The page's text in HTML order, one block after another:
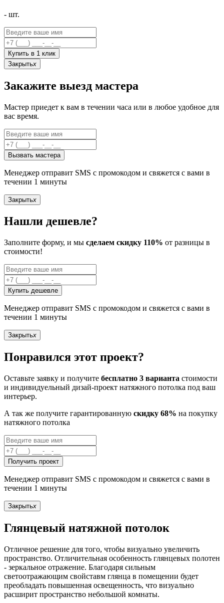
- шт.
Купить в 1 клик
Закрытьx
Закажите выезд мастера
Мастер приедет к вам в течении часа или в любое удобное для
вас время.
Вызвать мастера
Менеджер отправит SMS с промокодом и свяжется с вами в
течении 1 минуты
Закрытьx
Нашли дешевле?
Заполните форму, и мы сделаем скидку 110% от разницы в
стоимости!
Купить дешевле
Менеджер отправит SMS с промокодом и свяжется с вами в
течении 1 минуты
Закрытьx
Понравился этот проект?
Оставьте заявку и получите бесплатно 3 варианта стоимости
и индивидуельный дизай-проект натяжного потолка под ваш
интерьер.
А так же получите гарантированную скидку 68% на покупку
натяжного потолка
Получить проект
Менеджер отправит SMS с промокодом и свяжется с вами в
течении 1 минуты
Закрытьx
Глянцевый натяжной потолок
Отличное решение для того, чтобы визуально увеличить
пространство. Отличительная особенность глянцевых полотен
- зеркальное отражение. Благодаря сильным
светоотражающим свойставм глянца в помещении будет
преобладать повышенная освещенность, что визуально
расширит пространство небольшой комнаты.